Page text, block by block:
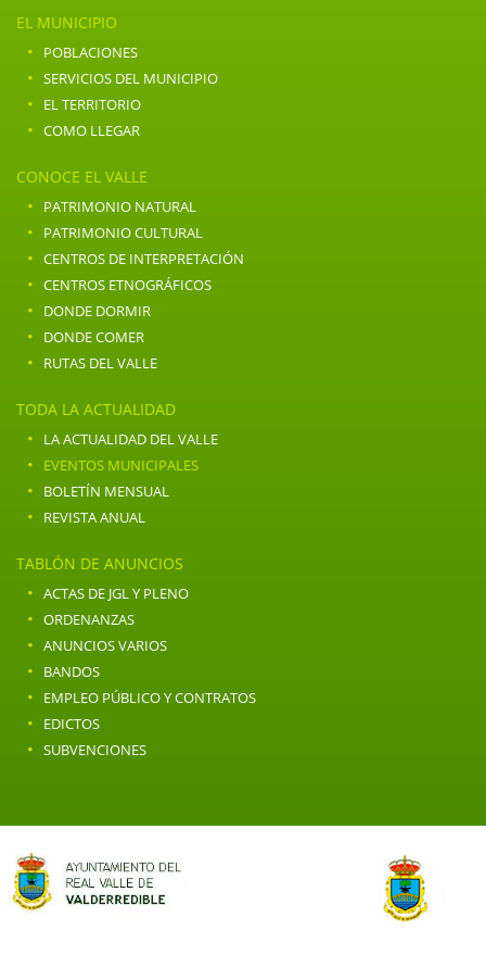
EL MUNICIPIO
· POBLACIONES
· SERVICIOS DEL MUNICIPIO
· EL TERRITORIO
· COMO LLEGAR
CONOCE EL VALLE
· PATRIMONIO NATURAL
· PATRIMONIO CULTURAL
· CENTROS DE INTERPRETACIÓN
· CENTROS ETNOGRÁFICOS
· DONDE DORMIR
· DONDE COMER
· RUTAS DEL VALLE
TODA LA ACTUALIDAD
· LA ACTUALIDAD DEL VALLE
· EVENTOS MUNICIPALES
· BOLETÍN MENSUAL
· REVISTA ANUAL
TABLÓN DE ANUNCIOS
· ACTAS DE JGL Y PLENO
· ORDENANZAS
· ANUNCIOS VARIOS
· BANDOS
· EMPLEO PÚBLICO Y CONTRATOS
· EDICTOS
· SUBVENCIONES